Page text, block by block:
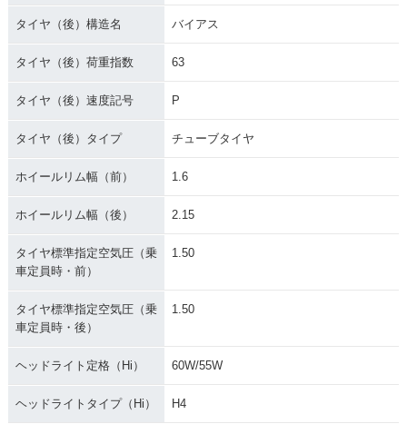
タイヤ（後）構造名 バイアス
タイヤ（後）荷重指数 63
タイヤ（後）速度記号 P
タイヤ（後）タイプ チューブタイヤ
ホイールリム幅（前） 1.6
ホイールリム幅（後） 2.15
タイヤ標準指定空気圧（乗
車定員時・前）
1.50
タイヤ標準指定空気圧（乗
車定員時・後）
1.50
ヘッドライト定格（Hi） 60W/55W
ヘッドライトタイプ（Hi） H4